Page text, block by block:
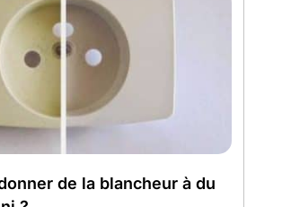
de la blancheur à du